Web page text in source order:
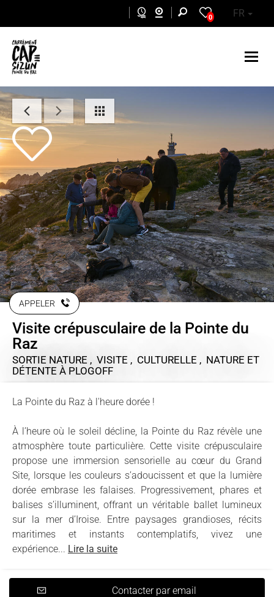
0 FR
APPELER
Visite crépusculaire de la Pointe du
Raz
SORTIE NATURE , VISITE , CULTURELLE , NATURE ET
DÉTENTE À PLOGOFF
La Pointe du Raz à l'heure dorée !
À l’heure où le soleil décline, la Pointe du Raz révèle une
atmosphère toute particulière. Cette visite crépusculaire
propose une immersion sensorielle au cœur du Grand
Site, lorsque les couleurs s’adoucissent et que la lumière
dorée embrase les falaises. Progressivement, phares et
balises s’illuminent, offrant un véritable ballet lumineux
sur la mer d’Iroise. Entre paysages grandioses, récits
maritimes et instants contemplatifs, vivez une
expérience... Lire la suite
Contacter par email